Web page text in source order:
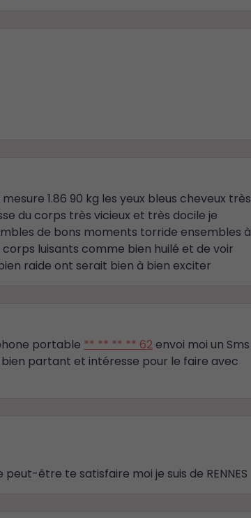
1.86 90 kg les yeux bleus cheveux très
du corps très vicieux et très docile je
de bons moments torride ensembles à
luisants comme bien huilé et de voir
raide ont serait bien à bien exciter
portable ** ** ** ** 62envoi moi un Sms
bien partant et intéresse pour le faire avec
être te satisfaire moi je suis de RENNES